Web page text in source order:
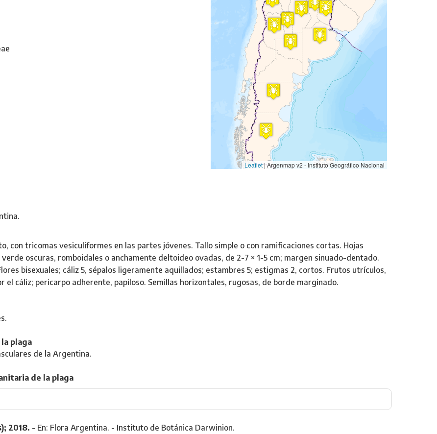
Leaflet |Argenmap v2 - Instituto Geográfico Nacional
con tricomas vesiculiformes en las partes jóvenes. Tallo simple o con ramificaciones cortas. Hojas
oscuras, romboidales o anchamente deltoideo ovadas, de 2-7 × 1-5 cm; margen sinuado-dentado.
bisexuales; cáliz 5, sépalos ligeramente aquillados; estambres 5; estigmas 2, cortos. Frutos utrículos,
el cáliz; pericarpo adherente, papiloso. Semillas horizontales, rugosas, de borde marginado.
plaga
de la Argentina.
de la plaga
2018. - En: Flora Argentina. - Instituto de Botánica Darwinion.